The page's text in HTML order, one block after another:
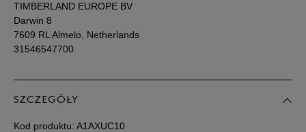
TIMBERLAND EUROPE BV
Darwin 8
7609 RL Almelo, Netherlands
31546547700
SZCZEGÓŁY
Kod produktu: A1AXUC10